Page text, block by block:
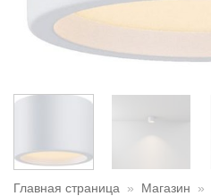
Главная страница » Магазин »